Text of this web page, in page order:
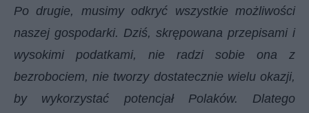
Po drugie, musimy odkryć wszystkie możliwości
naszej gospodarki. Dziś, skrępowana przepisami i
wysokimi podatkami, nie radzi sobie ona z
bezrobociem, nie tworzy dostatecznie wielu okazji,
by wykorzystać potencjał Polaków. Dlatego